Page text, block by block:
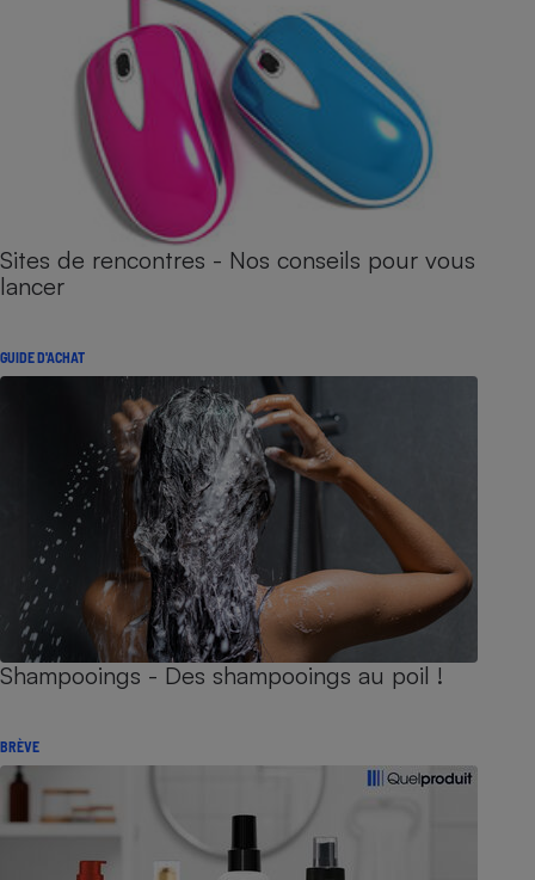
Sites de rencontres - Nos conseils pour vous
lancer
GUIDE D'ACHAT
Shampooings - Des shampooings au poil !
BRÈVE